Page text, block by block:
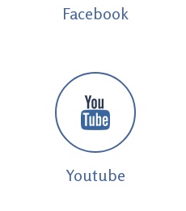
Facebook
Youtube